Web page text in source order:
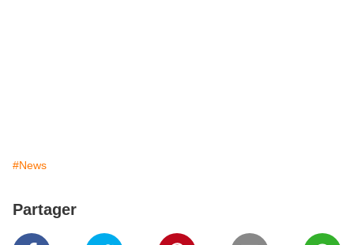
#News
Partager